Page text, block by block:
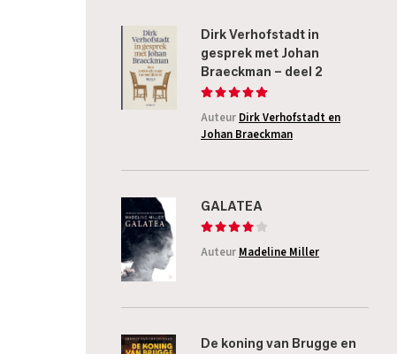
Dirk Verhofstadt in
gesprek met Johan
Braeckman – deel 2
Auteur Dirk Verhofstadt en
Johan Braeckman
GALATEA
Auteur Madeline Miller
De koning van Brugge en